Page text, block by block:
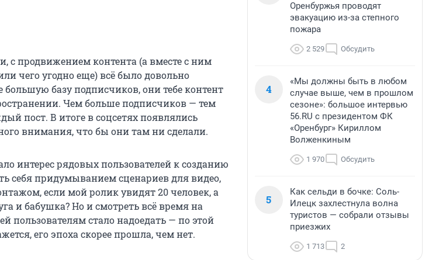
с продвижением контента (а вместе с ним
чего угодно еще) всё было довольно
базу подписчиков, они тебе контент
Чем больше подписчиков — тем
пост. В итоге в соцсетях появлялись
внимания, что бы они там ни сделали.
интерес рядовых пользователей к созданию
себя придумыванием сценариев для видео,
если мой ролик увидят 20 человек, а
и бабушка? Но и смотреть всё время на
пользователям стало надоедать — по этой
его эпоха скорее прошла, чем нет.
Оренбуржья проводят
эвакуацию из-за степного
пожара
2 529 Обсудить
4
«Мы должны быть в любом
случае выше, чем в прошлом
сезоне»: большое интервью
56.RU с президентом ФК
«Оренбург» Кириллом
Волженкиным
1 970 Обсудить
5
Как сельди в бочке: Соль-
Илецк захлестнула волна
туристов — собрали отзывы
приезжих
1 713 2